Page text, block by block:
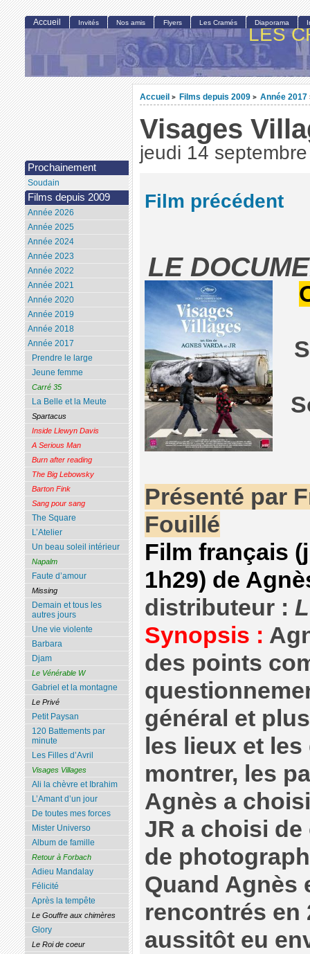
LES
Accueil > Films depuis 2009 > Année 2017
Visages
jeudi 14
Film précédent
LE
Présenté par
Fouillé
Film français
1h29) de
distributeur :
Synopsis :
des points
général et
les lieux et
montrer, les
Agnès a
JR a choisi
de
Quand Agnès
rencontrés en
aussitôt eu
Accueil Invités Nos amis Flyers Les Cramés Diaporama
Prochainement
Soudain
Films depuis 2009
Année 2026
Année 2025
Année 2024
Année 2023
Année 2022
Année 2021
Année 2020
Année 2019
Année 2018
Année 2017
Prendre le large
Jeune femme
Carré 35
La Belle et la Meute
Spartacus
Inside Llewyn Davis
A Serious Man
Burn after reading
The Big Lebowsky
Barton Fink
Sang pour sang
The Square
L’Atelier
Un beau soleil intérieur
Napalm
Faute d’amour
Missing
Demain et tous les
autres jours
Une vie violente
Barbara
Djam
Le Vénérable W
Gabriel et la montagne
Le Privé
Petit Paysan
120 Battements par
minute
Les Filles d’Avril
Visages Villages
Ali la chèvre et Ibrahim
L’Amant d’un jour
De toutes mes forces
Mister Universo
Album de famille
Retour à Forbach
Adieu Mandalay
Félicité
Après la tempête
Le Gouffre aux chimères
Glory
Le Roi de coeur